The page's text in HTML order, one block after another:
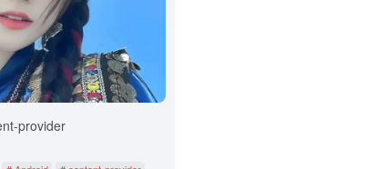
provider